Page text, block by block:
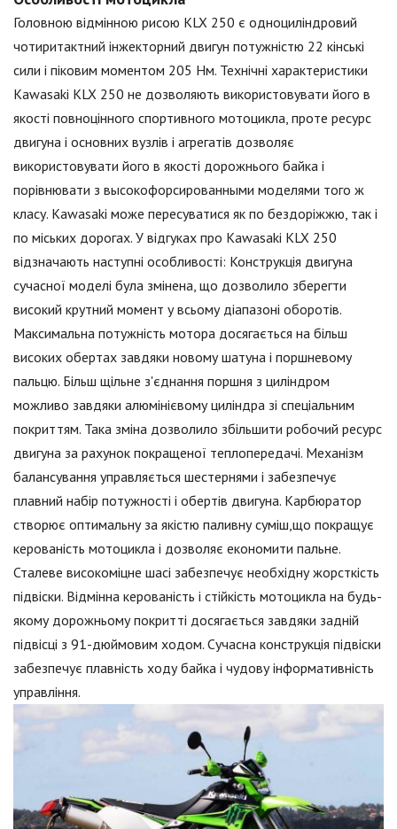
Головною відмінною рисою KLX 250 є одноциліндровий
чотиритактний інжекторний двигун потужністю 22 кінські
сили і піковим моментом 205 Нм. Технічні характеристики
Kawasaki KLX 250 не дозволяють використовувати його в
якості повноцінного спортивного мотоцикла, проте ресурс
двигуна і основних вузлів і агрегатів дозволяє
використовувати його в якості дорожнього байка і
порівнювати з высокофорсированными моделями того ж
класу. Kawasaki може пересуватися як по бездоріжжю, так і
по міських дорогах. У відгуках про Kawasaki KLX 250
відзначають наступні особливості: Конструкція двигуна
сучасної моделі була змінена, що дозволило зберегти
високий крутний момент у всьому діапазоні оборотів.
Максимальна потужність мотора досягається на більш
високих обертах завдяки новому шатуна і поршневому
пальцю. Більш щільне з'єднання поршня з циліндром
можливо завдяки алюмінієвому циліндра зі спеціальним
покриттям. Така зміна дозволило збільшити робочий ресурс
двигуна за рахунок покращеної теплопередачі. Механізм
балансування управляється шестернями і забезпечує
плавний набір потужності і обертів двигуна. Карбюратор
створює оптимальну за якістю паливну суміш,що покращує
керованість мотоцикла і дозволяє економити пальне.
Сталеве високоміцне шасі забезпечує необхідну жорсткість
підвіски. Відмінна керованість і стійкість мотоцикла на будь-
якому дорожньому покритті досягається завдяки задній
підвісці з 91-дюймовим ходом. Сучасна конструкція підвіски
забезпечує плавність ходу байка і чудову інформативність
управління.